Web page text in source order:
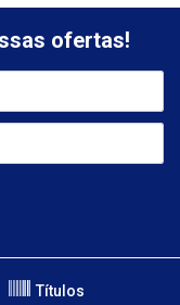
ofertas!
Títulos